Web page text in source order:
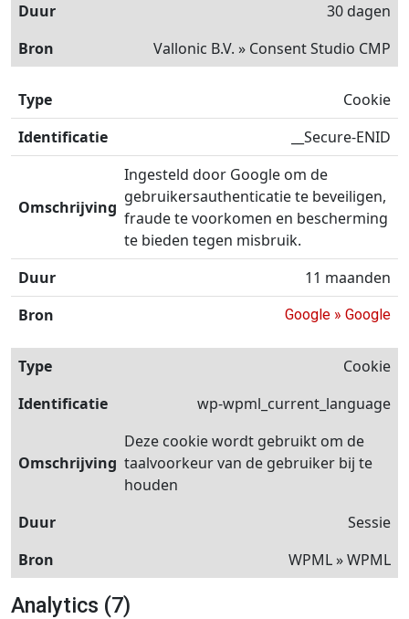
30 dagen
Vallonic B.V. » Consent Studio CMP
Cookie
__Secure-ENID
Ingesteld door Google om de
gebruikersauthenticatie te beveiligen,
fraude te voorkomen en bescherming
te bieden tegen misbruik.
11 maanden
Google » Google
Cookie
wp-wpml_current_language
Deze cookie wordt gebruikt om de
taalvoorkeur van de gebruiker bij te
houden
Sessie
WPML » WPML
Analytics (7)